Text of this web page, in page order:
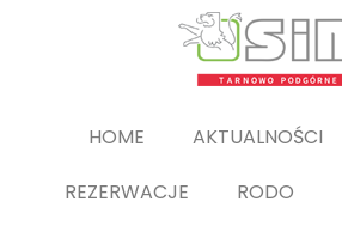
HOME AKTUALNOŚCI
REZERWACJE
RODO